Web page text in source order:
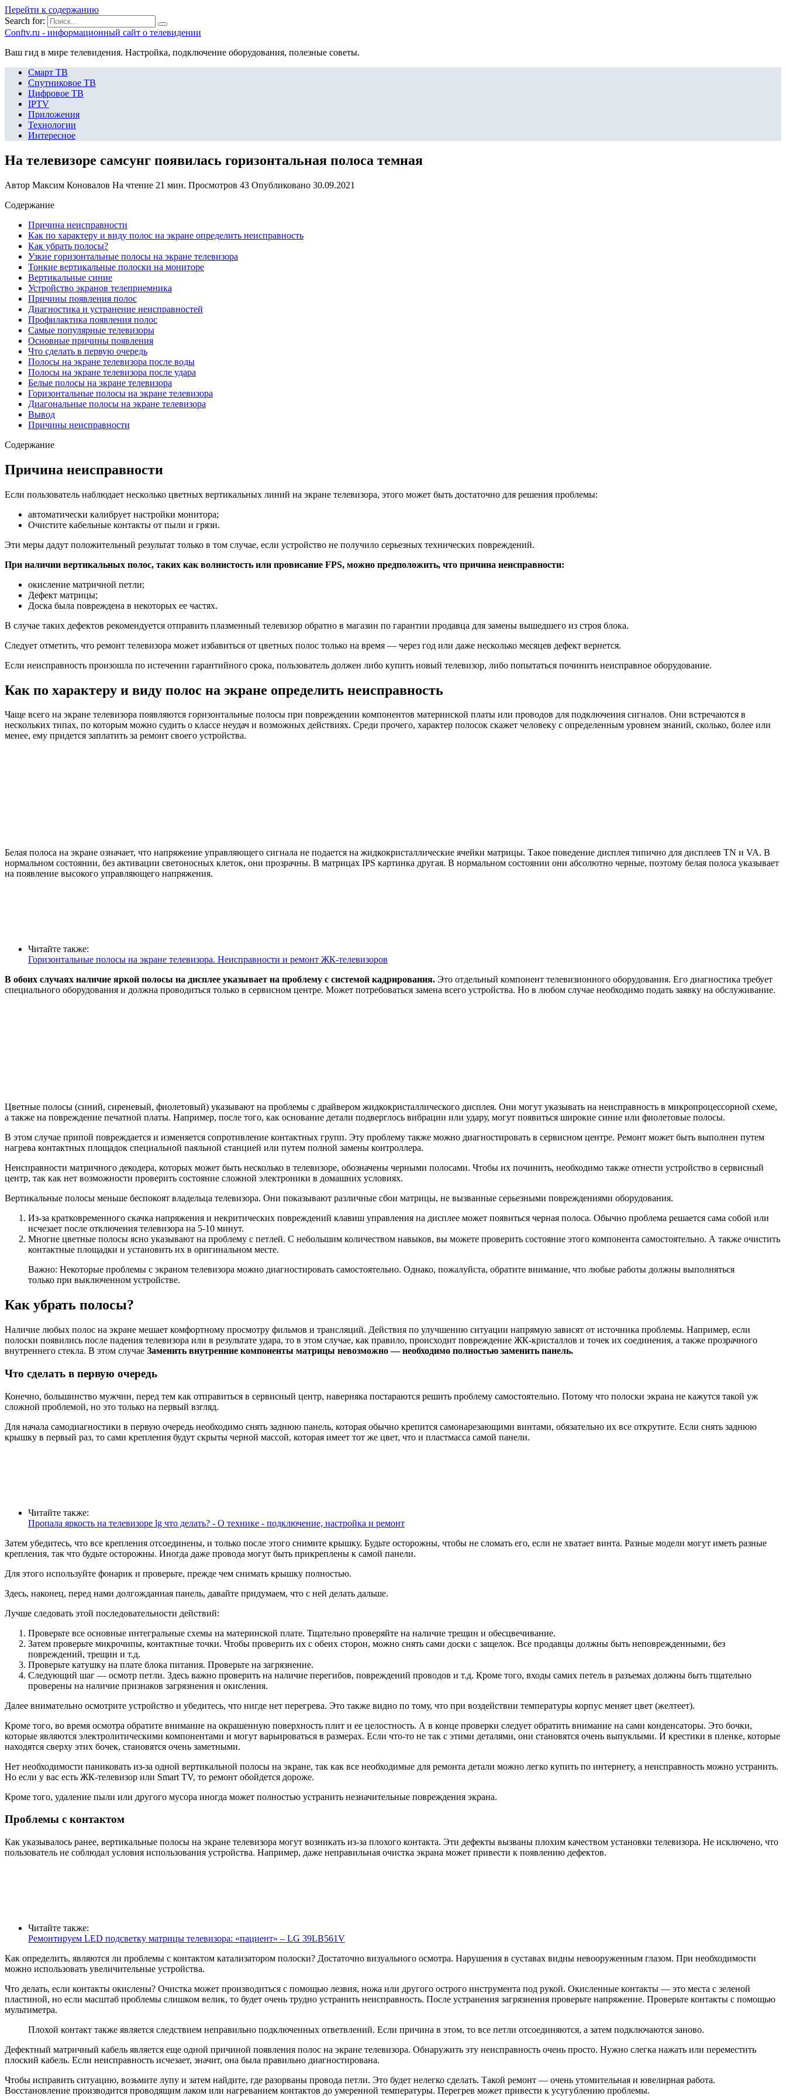
Перейти к содержанию
Search for:
Сonftv.ru - информационный сайт о телевидении
Ваш гид в мире телевидения. Настройка, подключение оборудования, полезные советы.
Смарт ТВ
Спутниковое ТВ
Цифровое ТВ
IPTV
Приложения
Технологии
Интересное
На телевизоре самсунг появилась горизонтальная полоса темная
Автор Максим Коновалов На чтение 21 мин. Просмотров 43 Опубликовано 30.09.2021
Содержание
Причина неисправности
Как по характеру и виду полос на экране определить неисправность
Как убрать полосы?
Узкие горизонтальные полосы на экране телевизора
Тонкие вертикальные полоски на мониторе
Вертикальные синие
Устройство экранов телеприемника
Причины появления полос
Диагностика и устранение неисправностей
Профилактика появления полос
Самые популярные телевизоры
Основные причины появления
Что сделать в первую очередь
Полосы на экране телевизора после воды
Полосы на экране телевизора после удара
Белые полосы на экране телевизора
Горизонтальные полосы на экране телевизора
Диагональные полосы на экране телевизора
Вывод
Причины неисправности
Содержание
Причина неисправности
Если пользователь наблюдает несколько цветных вертикальных линий на экране телевизора, этого может быть достаточно для решения проблемы:
автоматически калибрует настройки монитора;
Очистите кабельные контакты от пыли и грязи.
Эти меры дадут положительный результат только в том случае, если устройство не получило серьезных технических повреждений.
При наличии вертикальных полос, таких как волнистость или провисание FPS, можно предположить, что причина неисправности:
окисление матричной петли;
Дефект матрицы;
Доска была повреждена в некоторых ее частях.
В случае таких дефектов рекомендуется отправить плазменный телевизор обратно в магазин по гарантии продавца для замены вышедшего из строя блока.
Следует отметить, что ремонт телевизора может избавиться от цветных полос только на время — через год или даже несколько месяцев дефект вернется.
Если неисправность произошла по истечении гарантийного срока, пользователь должен либо купить новый телевизор, либо попытаться починить неисправное оборудование.
Как по характеру и виду полос на экране определить неисправность
Чаще всего на экране телевизора появляются горизонтальные полосы при повреждении компонентов материнской платы или проводов для подключения сигналов. Они встречаются в
нескольких типах, по которым можно судить о классе неудач и возможных действиях. Среди прочего, характер полосок скажет человеку с определенным уровнем знаний, сколько, более или
менее, ему придется заплатить за ремонт своего устройства.
Белая полоса на экране означает, что напряжение управляющего сигнала не подается на жидкокристаллические ячейки матрицы. Такое поведение дисплея типично для дисплеев TN и VA. В
нормальном состоянии, без активации светоносных клеток, они прозрачны. В матрицах IPS картинка другая. В нормальном состоянии они абсолютно черные, поэтому белая полоса указывает
на появление высокого управляющего напряжения.
Читайте также:
Горизонтальные полосы на экране телевизора. Неисправности и ремонт ЖК-телевизоров
В обоих случаях наличие яркой полосы на дисплее указывает на проблему с системой кадрирования. Это отдельный компонент телевизионного оборудования. Его диагностика требует
специального оборудования и должна проводиться только в сервисном центре. Может потребоваться замена всего устройства. Но в любом случае необходимо подать заявку на обслуживание.
Цветные полосы (синий, сиреневый, фиолетовый) указывают на проблемы с драйвером жидкокристаллического дисплея. Они могут указывать на неисправность в микропроцессорной схеме,
а также на повреждение печатной платы. Например, после того, как основание детали подверглось вибрации или удару, могут появиться широкие синие или фиолетовые полосы.
В этом случае припой повреждается и изменяется сопротивление контактных групп. Эту проблему также можно диагностировать в сервисном центре. Ремонт может быть выполнен путем
нагрева контактных площадок специальной паяльной станцией или путем полной замены контроллера.
Неисправности матричного декодера, которых может быть несколько в телевизоре, обозначены черными полосами. Чтобы их починить, необходимо также отнести устройство в сервисный
центр, так как нет возможности проверить состояние сложной электроники в домашних условиях.
Вертикальные полосы меньше беспокоят владельца телевизора. Они показывают различные сбои матрицы, не вызванные серьезными повреждениями оборудования.
Из-за кратковременного скачка напряжения и некритических повреждений клавиш управления на дисплее может появиться черная полоса. Обычно проблема решается сама собой или
исчезает после отключения телевизора на 5-10 минут.
Многие цветные полосы ясно указывают на проблему с петлей. С небольшим количеством навыков, вы можете проверить состояние этого компонента самостоятельно. А также очистить
контактные площадки и установить их в оригинальном месте.
Важно: Некоторые проблемы с экраном телевизора можно диагностировать самостоятельно. Однако, пожалуйста, обратите внимание, что любые работы должны выполняться
только при выключенном устройстве.
Как убрать полосы?
Наличие любых полос на экране мешает комфортному просмотру фильмов и трансляций. Действия по улучшению ситуации напрямую зависят от источника проблемы. Например, если
полоски появились после падения телевизора или в результате удара, то в этом случае, как правило, происходит повреждение ЖК-кристаллов и точек их соединения, а также прозрачного
внутреннего стекла. В этом случае Заменить внутренние компоненты матрицы невозможно — необходимо полностью заменить панель.
Что сделать в первую очередь
Конечно, большинство мужчин, перед тем как отправиться в сервисный центр, наверняка постараются решить проблему самостоятельно. Потому что полоски экрана не кажутся такой уж
сложной проблемой, но это только на первый взгляд.
Для начала самодиагностики в первую очередь необходимо снять заднюю панель, которая обычно крепится самонарезающими винтами, обязательно их все открутите. Если снять заднюю
крышку в первый раз, то сами крепления будут скрыты черной массой, которая имеет тот же цвет, что и пластмасса самой панели.
Читайте также:
Пропала яркость на телевизоре lg что делать? - О технике - подключение, настройка и ремонт
Затем убедитесь, что все крепления отсоединены, и только после этого снимите крышку. Будьте осторожны, чтобы не сломать его, если не хватает винта. Разные модели могут иметь разные
крепления, так что будьте осторожны. Иногда даже провода могут быть прикреплены к самой панели.
Для этого используйте фонарик и проверьте, прежде чем снимать крышку полностью.
Здесь, наконец, перед нами долгожданная панель, давайте придумаем, что с ней делать дальше.
Лучше следовать этой последовательности действий:
Проверьте все основные интегральные схемы на материнской плате. Тщательно проверяйте на наличие трещин и обесцвечивание.
Затем проверьте микрочипы, контактные точки. Чтобы проверить их с обеих сторон, можно снять сами доски с защелок. Все продавцы должны быть неповрежденными, без
повреждений, трещин и т.д.
Проверьте катушку на плате блока питания. Проверьте на загрязнение.
Следующий шаг — осмотр петли. Здесь важно проверить на наличие перегибов, повреждений проводов и т.д. Кроме того, входы самих петель в разъемах должны быть тщательно
проверены на наличие признаков загрязнения и окисления.
Далее внимательно осмотрите устройство и убедитесь, что нигде нет перегрева. Это также видно по тому, что при воздействии температуры корпус меняет цвет (желтеет).
Кроме того, во время осмотра обратите внимание на окрашенную поверхность плит и ее целостность. А в конце проверки следует обратить внимание на сами конденсаторы. Это бочки,
которые являются электролитическими компонентами и могут варьироваться в размерах. Если что-то не так с этими деталями, они становятся очень выпуклыми. И крестики в пленке, которые
находятся сверху этих бочек, становятся очень заметными.
Нет необходимости паниковать из-за одной вертикальной полосы на экране, так как все необходимые для ремонта детали можно легко купить по интернету, а неисправность можно устранить.
Но если у вас есть ЖК-телевизор или Smart TV, то ремонт обойдется дороже.
Кроме того, удаление пыли или другого мусора иногда может полностью устранить незначительные повреждения экрана.
Проблемы с контактом
Как указывалось ранее, вертикальные полосы на экране телевизора могут возникать из-за плохого контакта. Эти дефекты вызваны плохим качеством установки телевизора. Не исключено, что
пользователь не соблюдал условия использования устройства. Например, даже неправильная очистка экрана может привести к появлению дефектов.
Читайте также:
Ремонтируем LED подсветку матрицы телевизора: «пациент» – LG 39LB561V
Как определить, являются ли проблемы с контактом катализатором полоски? Достаточно визуального осмотра. Нарушения в суставах видны невооруженным глазом. При необходимости
можно использовать увеличительные устройства.
Что делать, если контакты окислены? Очистка может производиться с помощью лезвия, ножа или другого острого инструмента под рукой. Окисленные контакты — это места с зеленой
пластиной, но если масштаб проблемы слишком велик, то будет очень трудно устранить неисправность. После устранения загрязнения проверьте напряжение. Проверьте контакты с помощью
мультиметра.
Плохой контакт также является следствием неправильно подключенных ответвлений. Если причина в этом, то все петли отсоединяются, а затем подключаются заново.
Дефектный матричный кабель является еще одной причиной появления полос на экране телевизора. Обнаружить эту неисправность очень просто. Нужно слегка нажать или переместить
плоский кабель. Если неисправность исчезает, значит, она была правильно диагностирована.
Чтобы исправить ситуацию, возьмите лупу и затем найдите, где разорваны провода петли. Это будет нелегко сделать. Такой ремонт — очень утомительная и ювелирная работа.
Восстановление производится проводящим лаком или нагреванием контактов до умеренной температуры. Перегрев может привести к усугублению проблемы.